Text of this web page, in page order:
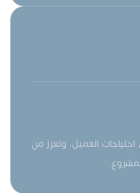
العميل، وتعزز من